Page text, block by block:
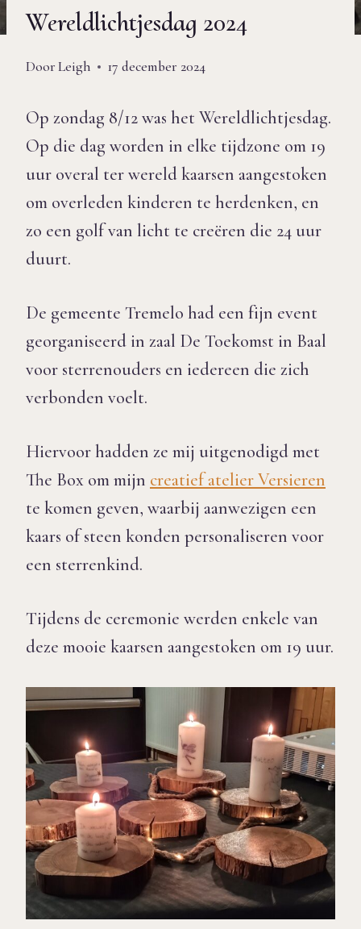
Wereldlichtjesdag 2024
DoorLeigh 17 december 2024
Op zondag 8/12 was het Wereldlichtjesdag.
Op die dag worden in elke tijdzone om 19
uur overal ter wereld kaarsen aangestoken
om overleden kinderen te herdenken, en
zo een golf van licht te creëren die 24 uur
duurt.
De gemeente Tremelo had een fijn event
georganiseerd in zaal De Toekomst in Baal
voor sterrenouders en iedereen die zich
verbonden voelt.
Hiervoor hadden ze mij uitgenodigd met
The Box om mijn creatief atelier Versieren
te komen geven, waarbij aanwezigen een
kaars of steen konden personaliseren voor
een sterrenkind.
Tijdens de ceremonie werden enkele van
deze mooie kaarsen aangestoken om 19 uur.